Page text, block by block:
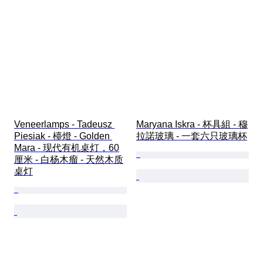
Veneerlamps - Tadeusz
Piesiak - 檯燈 - Golden
Mara - 现代有机桌灯，60
厘米 - 白杨木瘤 - 天然木质
桌灯
Maryana Iskra - 杯具組 - 穆
拉諾玻璃 - 一套六只玻璃杯